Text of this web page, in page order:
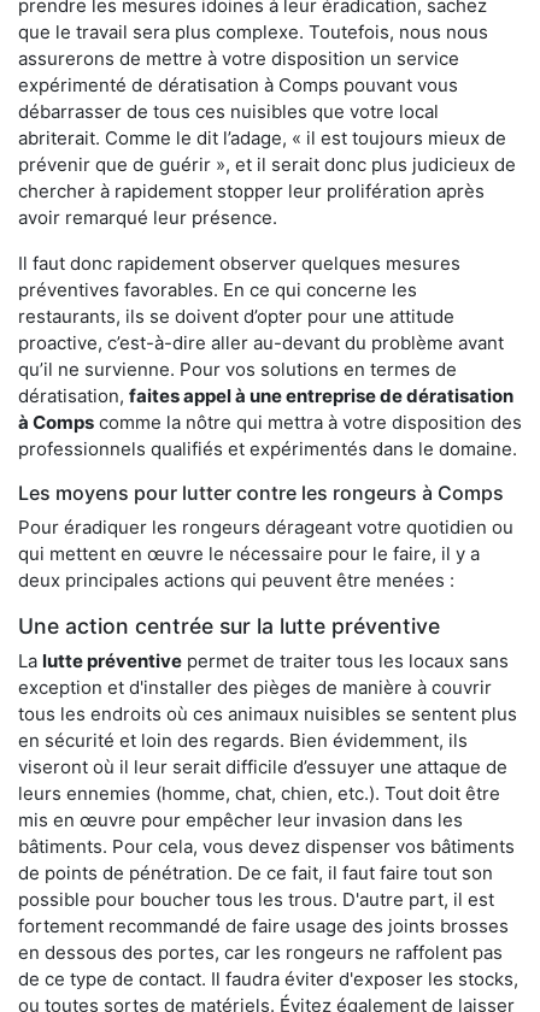
prendre les mesures idoines à leur éradication, sachez
que le travail sera plus complexe. Toutefois, nous nous
assurerons de mettre à votre disposition un service
expérimenté de dératisation à Comps pouvant vous
débarrasser de tous ces nuisibles que votre local
abriterait. Comme le dit l’adage, « il est toujours mieux de
prévenir que de guérir », et il serait donc plus judicieux de
chercher à rapidement stopper leur prolifération après
avoir remarqué leur présence.
Il faut donc rapidement observer quelques mesures
préventives favorables. En ce qui concerne les
restaurants, ils se doivent d’opter pour une attitude
proactive, c’est-à-dire aller au-devant du problème avant
qu’il ne survienne. Pour vos solutions en termes de
dératisation, faites appel à une entreprise de dératisation
à Comps comme la nôtre qui mettra à votre disposition des
professionnels qualifiés et expérimentés dans le domaine.
Les moyens pour lutter contre les rongeurs à Comps
Pour éradiquer les rongeurs dérageant votre quotidien ou
qui mettent en œuvre le nécessaire pour le faire, il y a
deux principales actions qui peuvent être menées :
Une action centrée sur la lutte préventive
La lutte préventive permet de traiter tous les locaux sans
exception et d'installer des pièges de manière à couvrir
tous les endroits où ces animaux nuisibles se sentent plus
en sécurité et loin des regards. Bien évidemment, ils
viseront où il leur serait difficile d’essuyer une attaque de
leurs ennemies (homme, chat, chien, etc.). Tout doit être
mis en œuvre pour empêcher leur invasion dans les
bâtiments. Pour cela, vous devez dispenser vos bâtiments
de points de pénétration. De ce fait, il faut faire tout son
possible pour boucher tous les trous. D'autre part, il est
fortement recommandé de faire usage des joints brosses
en dessous des portes, car les rongeurs ne raffolent pas
de ce type de contact. Il faudra éviter d'exposer les stocks,
ou toutes sortes de matériels. Évitez également de laisser